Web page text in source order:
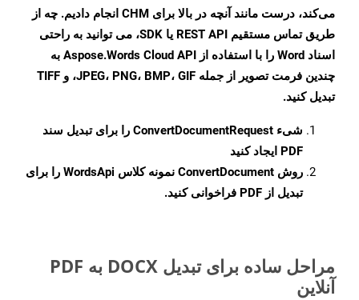
می‌کند، درست مانند آنچه در بالا برای CHM انجام دادیم. چه از
طریق تماس مستقیم REST API یا SDK، می توانید به راحتی
اسناد Word را با استفاده از Aspose.Words Cloud API به
چندین فرمت تصویر از جمله JPEG، PNG، BMP، GIF، و TIFF
تبدیل کنید.
شیء ConvertDocumentRequest را برای تبدیل سند
PDF ایجاد کنید
روش ConvertDocument
نمونه کلاس WordsApi را برای
تبدیل از PDF فراخوانی کنید.
مراحل ساده برای تبدیل DOCX به PDF
آنلاین